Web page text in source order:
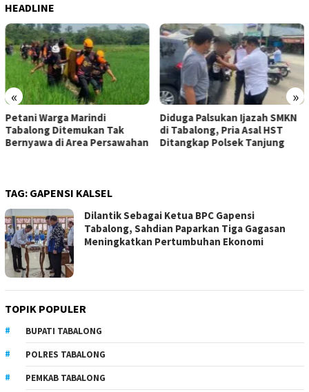
HEADLINE
« »
Petani Warga Marindi
Tabalong Ditemukan Tak
Bernyawa di Area Persawahan
Diduga Palsukan Ijazah SMKN
di Tabalong, Pria Asal HST
Ditangkap Polsek Tanjung
TAG: GAPENSI KALSEL
Dilantik Sebagai Ketua BPC Gapensi
Tabalong, Sahdian Paparkan Tiga Gagasan
Meningkatkan Pertumbuhan Ekonomi
TOPIK POPULER
BUPATI TABALONG
POLRES TABALONG
PEMKAB TABALONG